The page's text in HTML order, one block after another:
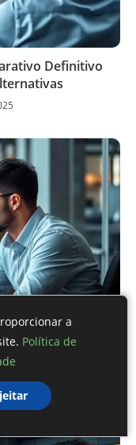
Definitivo
On-Page em
a
Política de